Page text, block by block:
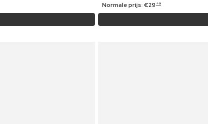
Normale prijs:€29 49